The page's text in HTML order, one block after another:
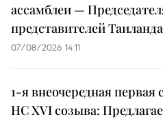
ассамблеи —
представителей Таиланда
07/08/2026 14:11
1-я внеочередная первая
НС XVI созыва: